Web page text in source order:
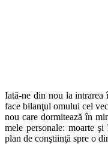
Iată-ne din nou la intrarea
face bilanţul omului cel
nou care dormitează în
mele personale: moarte
plan de conştiinţă spre o